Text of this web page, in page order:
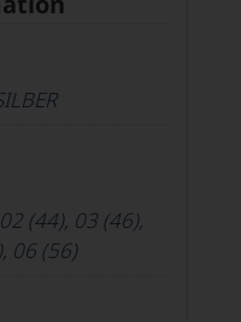
02 (44), 03 (46),
, 06 (56)